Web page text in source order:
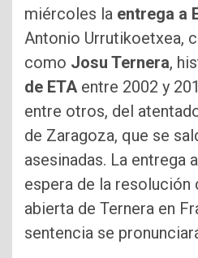
miércoles la entrega a
Antonio Urrutikoetxea,
como Josu Ternera,
de ETA entre 2002 y
entre otros, del
de Zaragoza, que se
asesinadas. La entrega
espera de la resolución
abierta de Ternera en
sentencia se